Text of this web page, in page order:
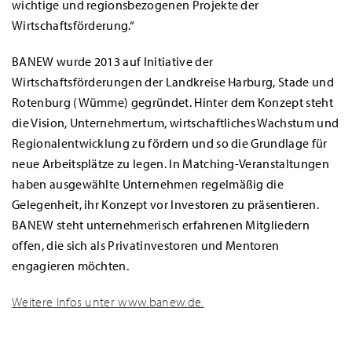
wichtige und regionsbezogenen Projekte der
Wirtschaftsförderung.“
BANEW wurde 2013 auf Initiative der
Wirtschaftsförderungen der Landkreise Harburg, Stade und
Rotenburg (Wümme) gegründet. Hinter dem Konzept steht
die Vision, Unternehmertum, wirtschaftliches Wachstum und
Regionalentwicklung zu fördern und so die Grundlage für
neue Arbeitsplätze zu legen. In Matching-Veranstaltungen
haben ausgewählte Unternehmen regelmäßig die
Gelegenheit, ihr Konzept vor Investoren zu präsentieren.
BANEW steht unternehmerisch erfahrenen Mitgliedern
offen, die sich als Privatinvestoren und Mentoren
engagieren möchten.
Weitere Infos unter www.banew.de.